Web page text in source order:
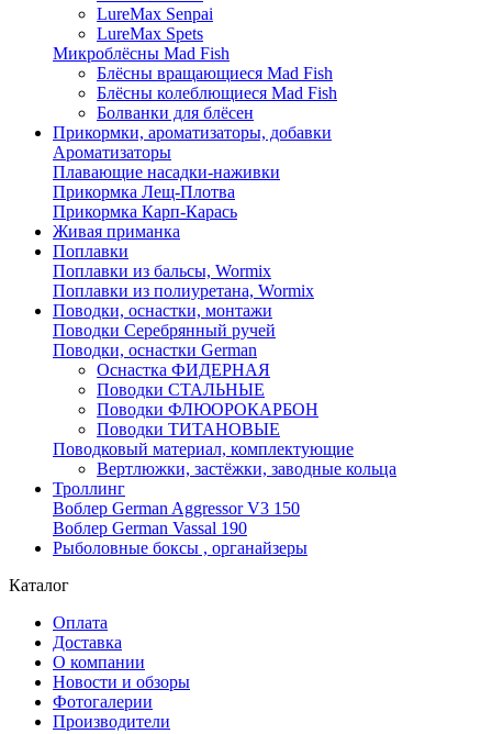
LureMax Senpai
LureMax Spets
Микроблёсны Mad Fish
Блёсны вращающиеся Mad Fish
Блёсны колеблющиеся Mad Fish
Болванки для блёсен
Прикормки, ароматизаторы, добавки
Ароматизаторы
Плавающие насадки-наживки
Прикормка Лещ-Плотва
Прикормка Карп-Карась
Живая приманка
Поплавки
Поплавки из бальсы, Wormix
Поплавки из полиуретана, Wormix
Поводки, оснастки, монтажи
Поводки Серебрянный ручей
Поводки, оснастки German
Оснастка ФИДЕРНАЯ
Поводки СТАЛЬНЫЕ
Поводки ФЛЮОРОКАРБОН
Поводки ТИТАНОВЫЕ
Поводковый материал, комплектующие
Вертлюжки, застёжки, заводные кольца
Троллинг
Воблер German Aggressor V3 150
Воблер German Vassal 190
Рыболовные боксы , органайзеры
Каталог
Оплата
Доставка
О компании
Новости и обзоры
Фотогалерии
Производители